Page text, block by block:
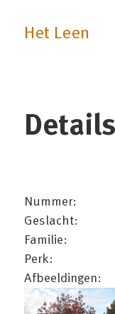
Het Leen
Nummer:
Geslacht:
Familie:
Perk:
Afbeeldingen: